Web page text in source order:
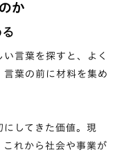
か
言葉を探すと、よく
葉の前に材料を集め
にしてきた価値。現
れから社会や事業が